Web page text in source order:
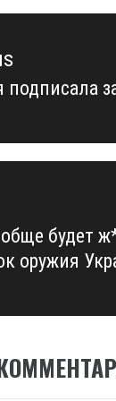
будет
оружия